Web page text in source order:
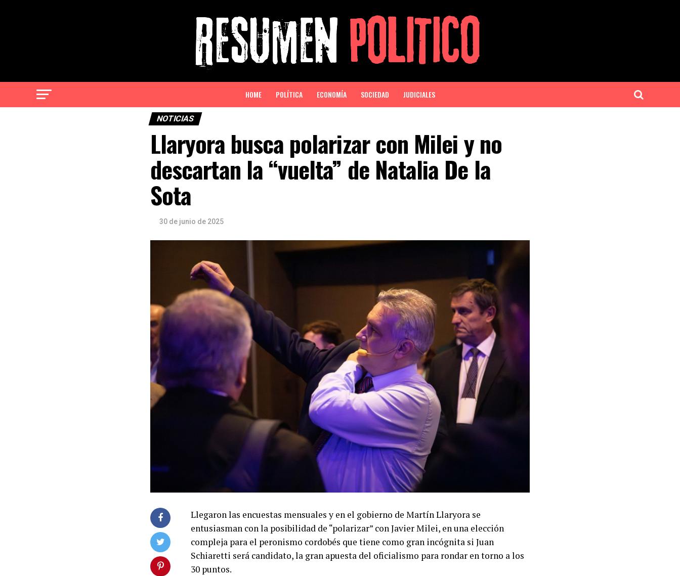
HOME POLÍTICA ECONOMÍA SOCIEDAD JUDICIALES
NOTICIAS
Llaryora busca polarizar con Milei y no
descartan la “vuelta” de Natalia De la
Sota
30 de junio de 2025
Llegaron las encuestas mensuales y en el gobierno de Martín Llaryora se
entusiasman con la posibilidad de “polarizar” con Javier Milei, en una elección
compleja para el peronismo cordobés que tiene como gran incógnita si Juan
Schiaretti será candidato, la gran apuesta del oficialismo para rondar en torno a los
30 puntos.